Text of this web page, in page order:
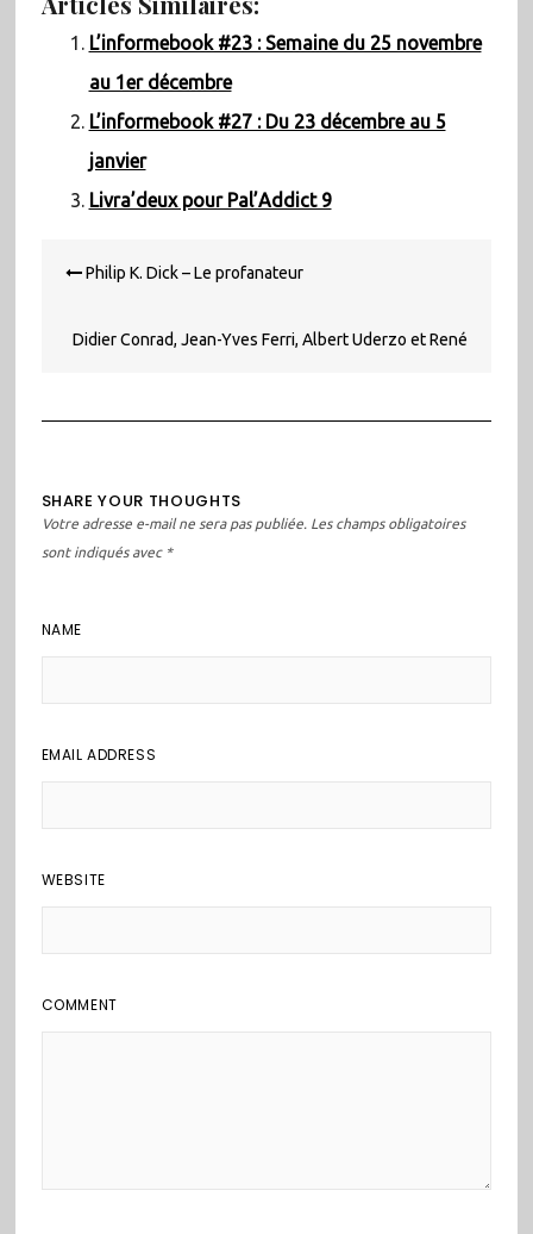
L’informebook #23 : Semaine du 25 novembre
au 1er décembre
L’informebook #27 : Du 23 décembre au 5
janvier
Livra’deux pour Pal’Addict 9
de Philip K. Dick – Le profanateur
Didier Conrad, Jean-Yves Ferri, Albert Uderzo et René
SHARE YOUR THOUGHTS
Votre adresse e-mail ne sera pas publiée. Les champs obligatoires
sont indiqués avec *
NAME
EMAIL ADDRESS
WEBSITE
COMMENT